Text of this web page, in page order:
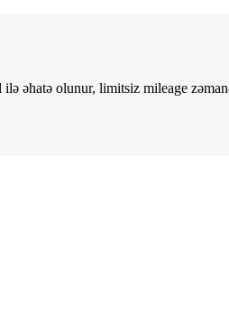
əhatə olunur, limitsiz mileage